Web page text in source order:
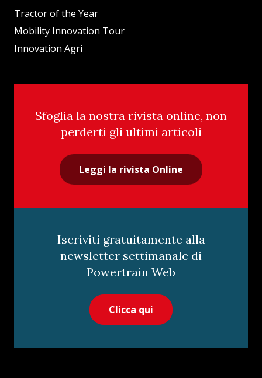
Tractor of the Year
Mobility Innovation Tour
Innovation Agri
Sfoglia la nostra rivista online, non
perderti gli ultimi articoli
Leggi la rivista Online
Iscriviti gratuitamente alla
newsletter settimanale di
Powertrain Web
Clicca qui